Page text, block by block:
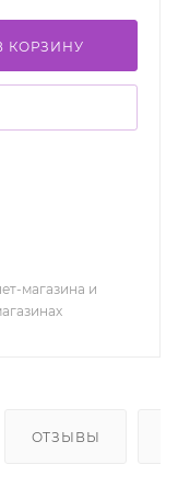
КОРЗИНУ
магазина и
ОТЗЫВЫ